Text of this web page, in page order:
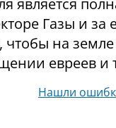
является
Газы и
чтобы на
евреев
Нашли